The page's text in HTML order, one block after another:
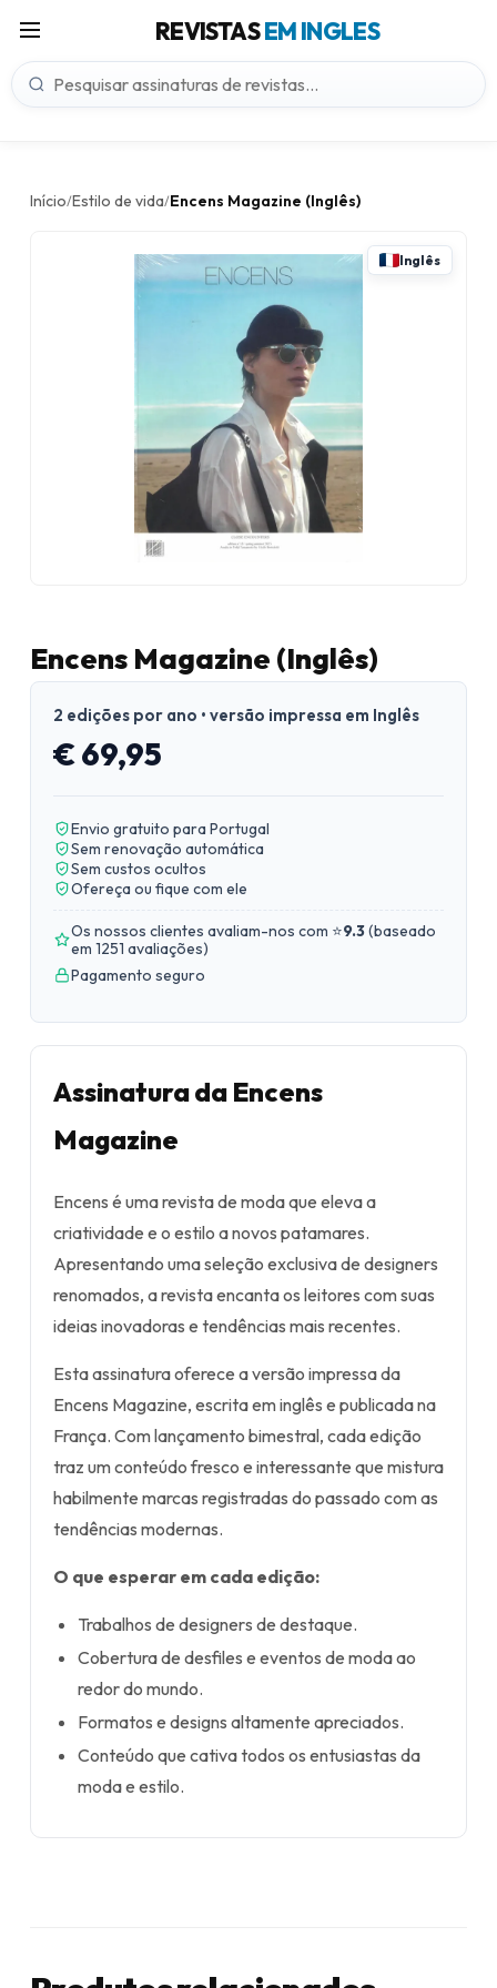
REVISTASEM INGLES
Início/Estilo de vida/Encens Magazine (Inglês)
Inglês
Encens Magazine (Inglês)
2 edições por ano • versão impressa em Inglês
€ 69,95
Envio gratuito para Portugal
Sem renovação automática
Sem custos ocultos
Ofereça ou fique com ele
Os nossos clientes avaliam-nos com ⭐9.3(baseado
em 1251 avaliações)
Pagamento seguro
Assinatura da Encens
Magazine
Encens é uma revista de moda que eleva a
criatividade e o estilo a novos patamares.
Apresentando uma seleção exclusiva de designers
renomados, a revista encanta os leitores com suas
ideias inovadoras e tendências mais recentes.
Esta assinatura oferece a versão impressa da
Encens Magazine, escrita em inglês e publicada na
França. Com lançamento bimestral, cada edição
traz um conteúdo fresco e interessante que mistura
habilmente marcas registradas do passado com as
tendências modernas.
O que esperar em cada edição:
Trabalhos de designers de destaque.
Cobertura de desfiles e eventos de moda ao
redor do mundo.
Formatos e designs altamente apreciados.
Conteúdo que cativa todos os entusiastas da
moda e estilo.